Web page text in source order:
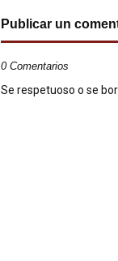
Publicar un
0 Comentarios
Se respetuoso o se